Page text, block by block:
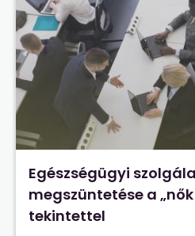
Egészségügyi
megszüntetése a
tekintettel